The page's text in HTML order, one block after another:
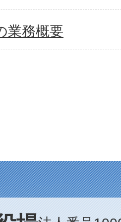
業務概要